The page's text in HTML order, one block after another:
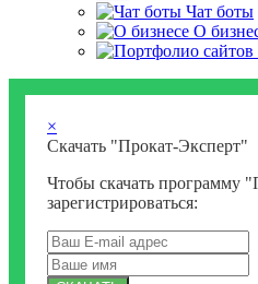
Чат боты
О
×
Скачать "Прокат-Эксперт"
Чтобы скачать программу
зарегистрироваться: